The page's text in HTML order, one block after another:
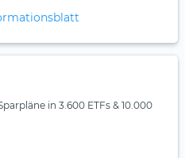
in 3.600 ETFs & 10.000